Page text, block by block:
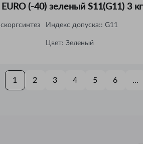
(-40) зеленый S11(G11) 3 кг
Индекс допуска:: G11
Цвет: Зеленый
1 2 3 4 5 6 ...